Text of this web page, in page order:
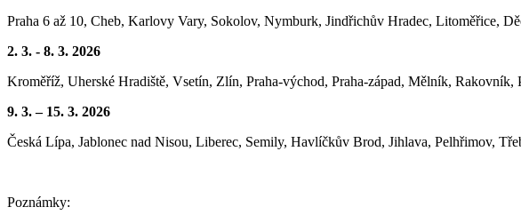
Praha 6 až 10, Cheb, Karlovy Vary, Sokolov, Nymburk, Jindřichův Hradec, Litoměřice,
2. 3. - 8. 3. 2026
Kroměříž, Uherské Hradiště, Vsetín, Zlín, Praha-východ, Praha-západ, Mělník,
9. 3. – 15. 3. 2026
Česká Lípa, Jablonec nad Nisou, Liberec, Semily, Havlíčkův Brod, Jihlava, Pelhřimov,
Poznámky: